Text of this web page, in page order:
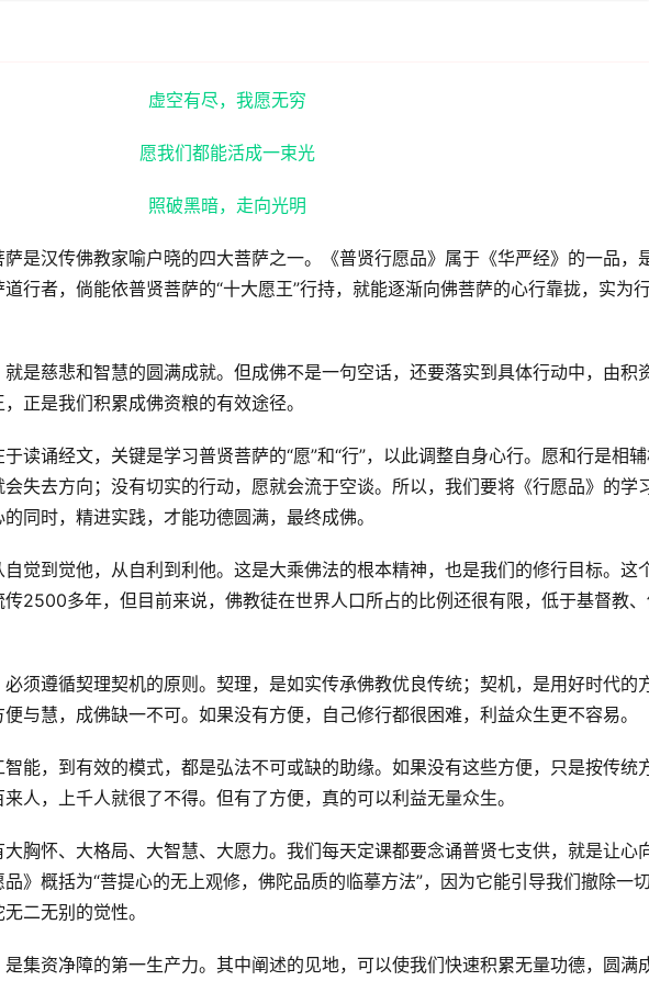
虚空有尽，我愿无穷
愿我们都能活成一束光
照破黑暗，走向光明
是汉传佛教家喻户晓的四大菩萨之一。《普贤行愿品》属于《华严经》的一品，
行者，倘能依普贤菩萨的“十大愿王”行持，就能逐渐向佛菩萨的心行靠拢，实为
是慈悲和智慧的圆满成就。但成佛不是一句空话，还要落实到具体行动中，由积
正是我们积累成佛资粮的有效途径。
读诵经文，关键是学习普贤菩萨的“愿”和“行”，以此调整自身心行。愿和行是相辅
失去方向；没有切实的行动，愿就会流于空谈。所以，我们要将《行愿品》的学
同时，精进实践，才能功德圆满，最终成佛。
觉到觉他，从自利到利他。这是大乘佛法的根本精神，也是我们的修行目标。这
2500多年，但目前来说，佛教徒在世界人口所占的比例还很有限，低于基督教
须遵循契理契机的原则。契理，是如实传承佛教优良传统；契机，是用好时代的
与慧，成佛缺一不可。如果没有方便，自己修行都很困难，利益众生更不容易。
能，到有效的模式，都是弘法不可或缺的助缘。如果没有这些方便，只是按传统
人，上千人就很了不得。但有了方便，真的可以利益无量众生。
胸怀、大格局、大智慧、大愿力。我们每天定课都要念诵普贤七支供，就是让心
》概括为“菩提心的无上观修，佛陀品质的临摹方法”，因为它能引导我们撤除一
二无别的觉性。
集资净障的第一生产力。其中阐述的见地，可以使我们快速积累无量功德，圆满